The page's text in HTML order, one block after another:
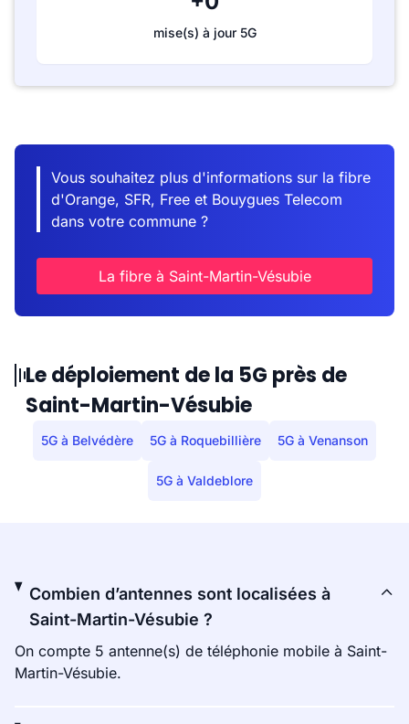
mise(s) à jour 5G
Vous souhaitez plus d'informations sur la fibre
d'Orange, SFR, Free et Bouygues Telecom
dans votre commune ?
La fibre à Saint-Martin-Vésubie
Le déploiement de la 5G près de
Saint-Martin-Vésubie
5G à Belvédère 5G à Roquebillière 5G à Venanson
5G à Valdeblore
Combien d’antennes sont localisées à
Saint-Martin-Vésubie ?
On compte 5 antenne(s) de téléphonie mobile à Saint-
Martin-Vésubie.